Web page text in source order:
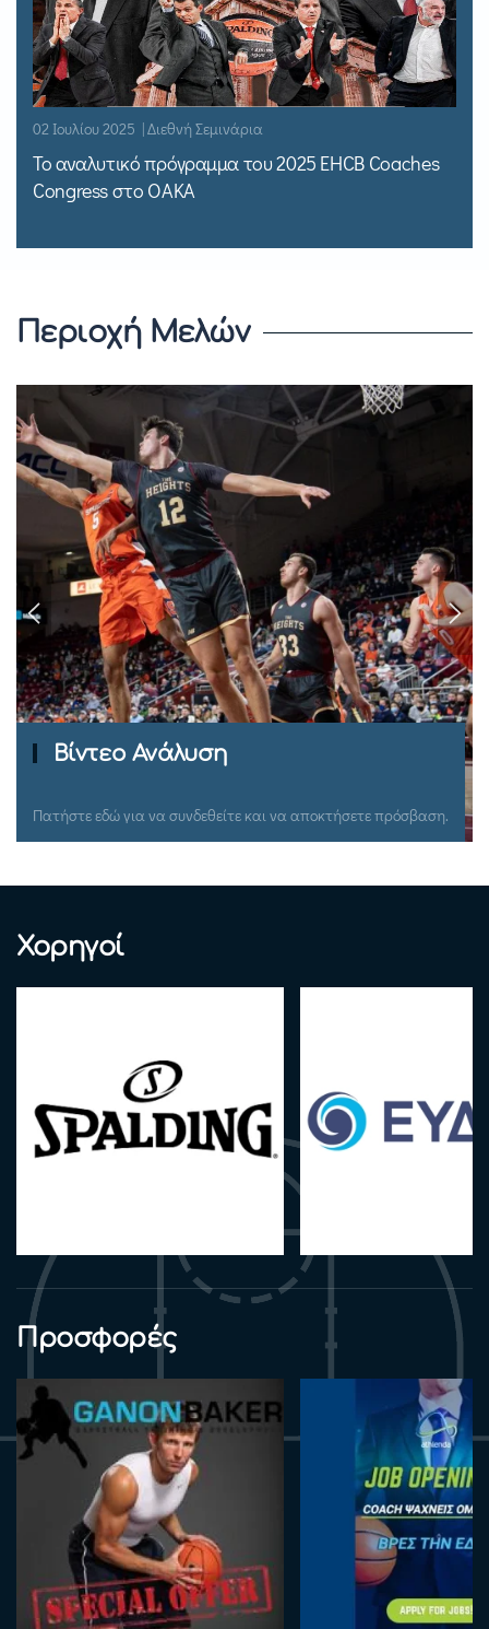
02 Ιουλίου 2025 | Διεθνή Σεμινάρια
Το αναλυτικό πρόγραμμα του 2025 EHCB Coaches
Congress στο ΟΑΚΑ
Περιοχή Μελών
Ομιλίες Σεμιναρίων
Πατήστε εδώ για να συνδεθείτε και να αποκτήσετε πρόσβαση.
Χορηγοί
Προσφορές